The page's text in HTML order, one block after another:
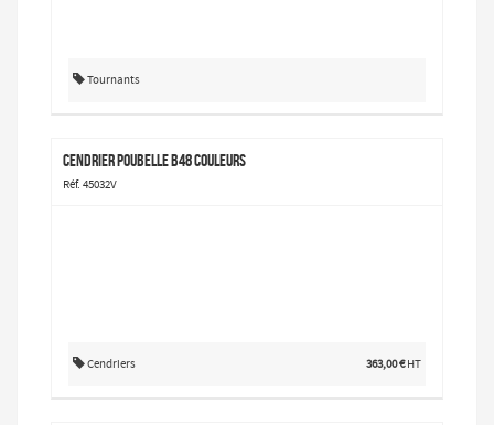
Tournants
Cendrier poubelle B48 couleurs
Réf. 45032V
Cendriers 363,00 € HT